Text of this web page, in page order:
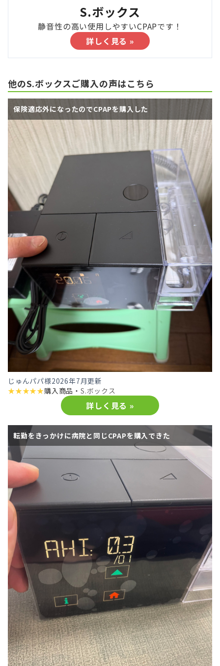
S.ボックス
静音性の高い使用しやすいCPAPです！
詳しく見る »
他のS.ボックスご購入の声はこちら
保険適応外になったのでCPAPを購入した
じゅんパパ様2026年7月更新
★★★★★購入商品・S.ボックス
詳しく見る »
転勤をきっかけに病院と同じCPAPを購入できた